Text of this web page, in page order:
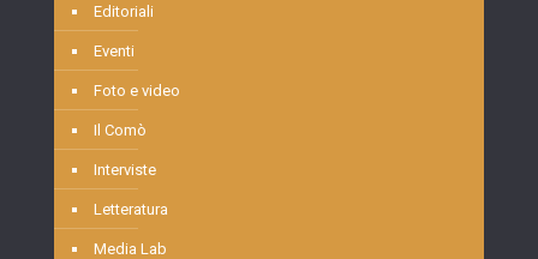
Editoriali
Eventi
Foto e video
Il Comò
Interviste
Letteratura
Media Lab